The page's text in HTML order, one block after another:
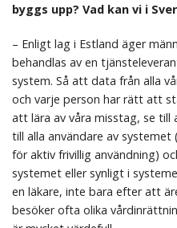
byggs upp? Vad kan vi i
– Enligt lag i Estland äger
behandlas av en
system. Så att data från alla
och varje person har rätt att
att lära av våra misstag, se
till alla användare av systemet
för aktiv frivillig användning)
systemet eller synligt i
en läkare, inte bara efter att
besöker ofta olika